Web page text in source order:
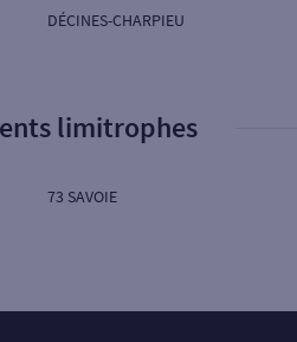
DÉCINES-CHARPIEU
limitrophes
73 SAVOIE